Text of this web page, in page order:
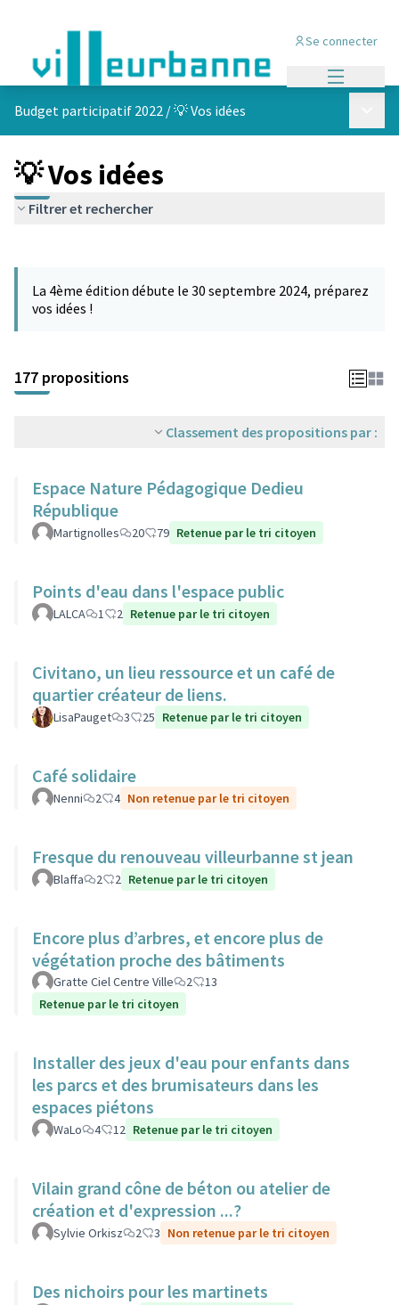
Se connecter
Budget participatif 2022 /💡 Vos idées
💡 Vos idées
Filtrer et rechercher
−
La 4ème édition débute le 30 septembre 2024, préparez
vos idées !
177 propositions
Classement des propositions par :
Espace Nature Pédagogique Dedieu
République
Martignolles 20 79 Retenue par le tri citoyen
Points d'eau dans l'espace public
LALCA 1 2 Retenue par le tri citoyen
Civitano, un lieu ressource et un café de
quartier créateur de liens.
LisaPauget 3 25 Retenue par le tri citoyen
Café solidaire
Nenni 2 4 Non retenue par le tri citoyen
Fresque du renouveau villeurbanne st jean
Blaffa 2 2 Retenue par le tri citoyen
Encore plus d’arbres, et encore plus de
végétation proche des bâtiments
Gratte Ciel Centre Ville 2
13
Retenue par le tri citoyen
Installer des jeux d'eau pour enfants dans
les parcs et des brumisateurs dans les
espaces piétons
WaLo 4 12 Retenue par le tri citoyen
Vilain grand cône de béton ou atelier de
création et d'expression ...?
Sylvie Orkisz 2 3 Non retenue par le tri citoyen
Des nichoirs pour les martinets